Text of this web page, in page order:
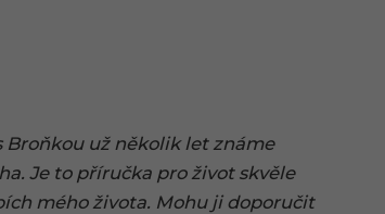
Broňkou už několik let známe
Je to příručka pro život skvěle
mého života. Mohu ji doporučit